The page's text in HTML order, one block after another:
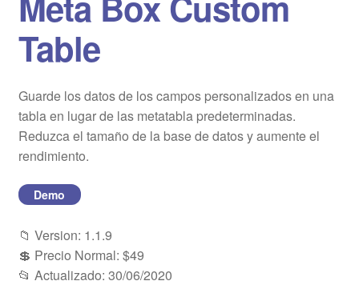
Blog
Mi cuenta
Table
Guarde los datos de los campos personalizados en una
tabla en lugar de las metatabla predeterminadas.
Reduzca el tamaño de la base de datos y aumente el
rendimiento.
Demo
📁 Version: 1.1.9
💲 Precio Normal: $49
📂 Actualizado: 30/06/2020